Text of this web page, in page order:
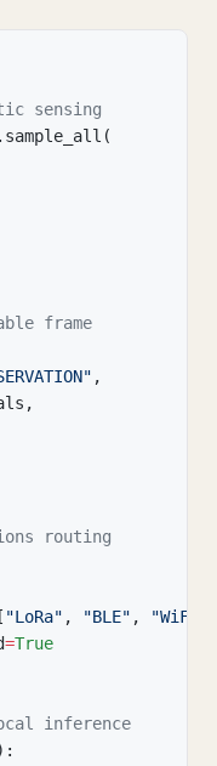
sensing
. sample_all (
frame
,
,
routing
[ "LoRa" , "BLE" , "WiFi"
=True
inference
: